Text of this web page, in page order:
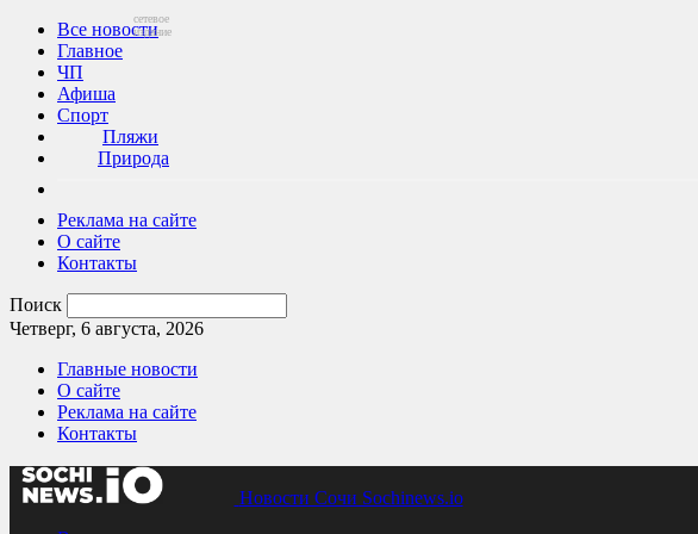
Все новости
Главное
ЧП
Афиша
Спорт
Пляжи
Природа
Реклама на сайте
О сайте
Контакты
Поиск
Четверг, 6 августа, 2026
Главные новости
О сайте
Реклама на сайте
Контакты
Новости Сочи Sochinews.io
сетевое
издание